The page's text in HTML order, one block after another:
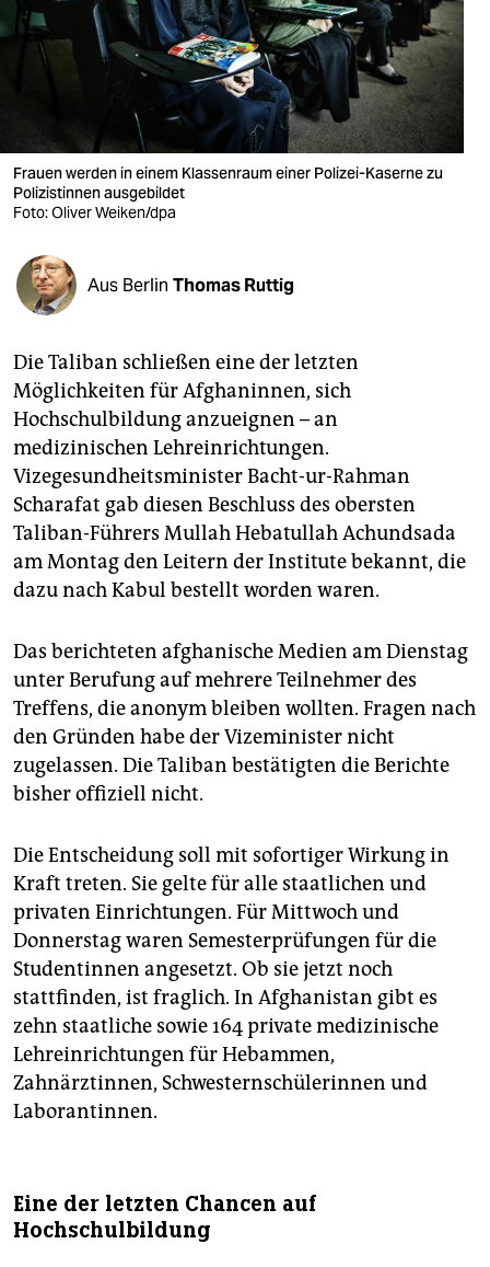
verlag
veranstaltungen
shop
fragen & hilfe
unterstützen
abo
epaper login
Frauen werden in einem Klassenraum einer Polizei-Kaserne zu
Polizistinnen ausgebildet
Foto: Oliver Weiken/dpa
Aus Berlin Thomas Ruttig
Die Taliban schließen eine der letzten
Möglichkeiten für Afghaninnen, sich
Hochschulbildung anzueignen – an
medizinischen Lehreinrichtungen.
Vizegesundheitsminister Bacht-ur-Rahman
Scharafat gab diesen Beschluss des obersten
Taliban-Führers Mullah Hebatullah Achundsada
am Montag den Leitern der Institute bekannt, die
dazu nach Kabul bestellt worden waren.
Das berichteten afghanische Medien am Dienstag
unter Berufung auf mehrere Teilnehmer des
Treffens, die anonym bleiben wollten. Fragen nach
den Gründen habe der Vizeminister nicht
zugelassen. Die Taliban bestätigten die Berichte
bisher offiziell nicht.
Die Entscheidung soll mit sofortiger Wirkung in
Kraft treten. Sie gelte für alle staatlichen und
privaten Einrichtungen. Für Mittwoch und
Donnerstag waren Semesterprüfungen für die
Studentinnen angesetzt. Ob sie jetzt noch
stattfinden, ist fraglich. In Afghanistan gibt es
zehn staatliche sowie 164 private medizinische
Lehreinrichtungen für Hebammen,
Zahnärztinnen, Schwesternschülerinnen und
Laborantinnen.
Eine der letzten Chancen auf
Hochschulbildung